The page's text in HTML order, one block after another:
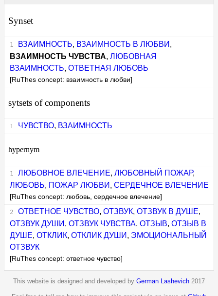
Synset
ВЗАИМНОСТЬ, ВЗАИМНОСТЬ В ЛЮБВИ ,
ВЗАИМНОСТЬ ЧУВСТВА,ЛЮБОВНАЯ
ВЗАИМНОСТЬ,ОТВЕТНАЯ ЛЮБОВЬ
[RuThes concept: взаимность в любви]
sytsets of components
ЧУВСТВО, ВЗАИМНОСТЬ
hypernym
ЛЮБОВНОЕ ВЛЕЧЕНИЕ, ЛЮБОВНЫЙ ПОЖАР,
ЛЮБОВЬ, ПОЖАР ЛЮБВИ ,СЕРДЕЧНОЕ ВЛЕЧЕНИЕ
[RuThes concept: любовь, сердечное влечение]
ОТВЕТНОЕ ЧУВСТВО, ОТЗВУК, ОТЗВУК В ДУШЕ,
ОТЗВУК ДУШИ ,ОТЗВУК ЧУВСТВА,ОТЗЫВ,ОТЗЫВ В
ДУШЕ,ОТКЛИК,ОТКЛИК ДУШИ , ЭМОЦИОНАЛЬНЫЙ
ОТЗВУК
[RuThes concept: ответное чувство]
This website is designed and developed by German Lashevich 2017